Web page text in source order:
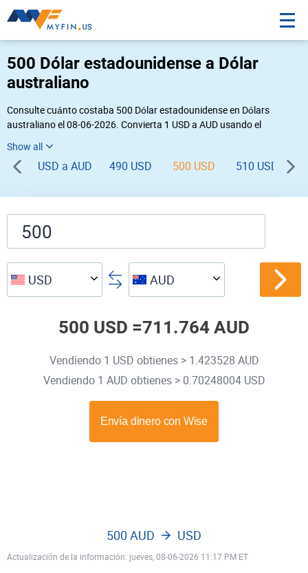
500 Dólar estadounidense a Dólar
australiano
Consulte cuánto costaba 500 Dólar estadounidense en Dólars
australiano el 08-06-2026. Convierta 1 USD a AUD usando el
inversa, vaya a «
USD a AUD 490 USD 500 USD 510 USD
USD AUD
500 USD =711.764 AUD
Vendiendo 1 USD obtienes > 1.423528 AUD
Vendiendo 1 AUD obtienes > 0.70248004 USD
Actualización de la información: jueves, 08-06-2026 11:17 PM ET
500 AUD USD